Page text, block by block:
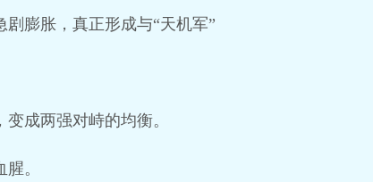
剧膨胀，真正形成与“天机军”
成两强对峙的均衡。
。